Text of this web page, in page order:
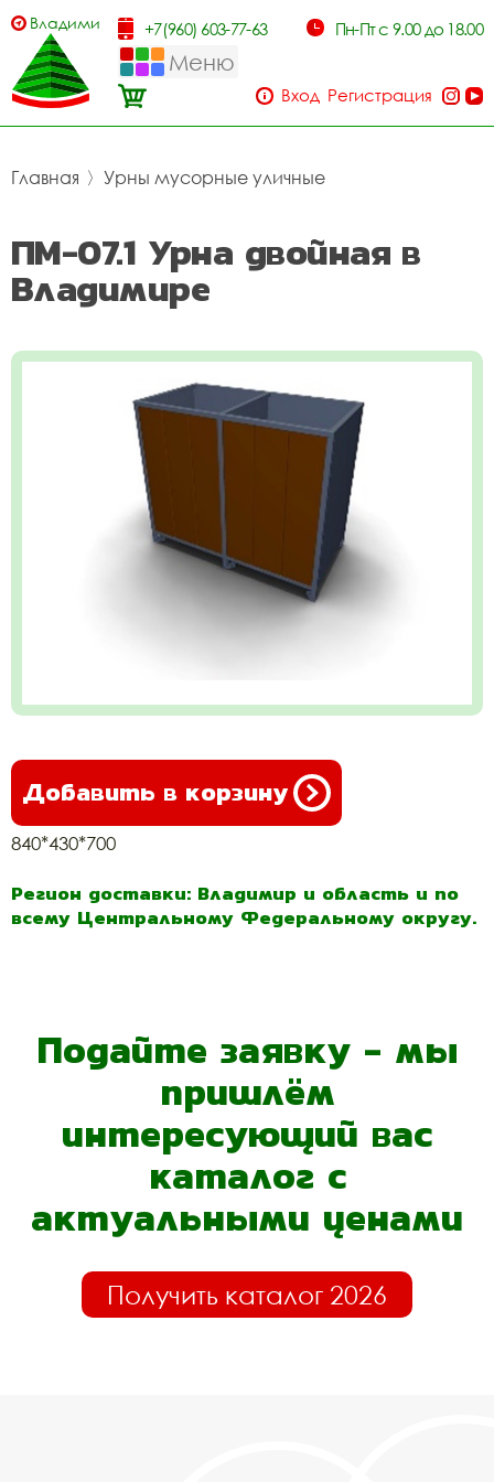
Владимир +7(960) 603-77-63 Пн-Пт с 9.00 до 18.00
Меню
Вход Регистрация
Главная 〉 Урны мусорные уличные
ПМ-07.1 Урна двойная в
Владимире
Добавить в корзину
840*430*700
Регион доставки: Владимир и область и по
всему Центральному Федеральному округу.
Подайте заявку - мы
пришлём
интересующий вас
каталог с
актуальными ценами
Получить каталог 2026